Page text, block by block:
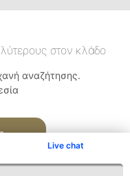
Live chat
στον κλάδο
αναζήτησης.